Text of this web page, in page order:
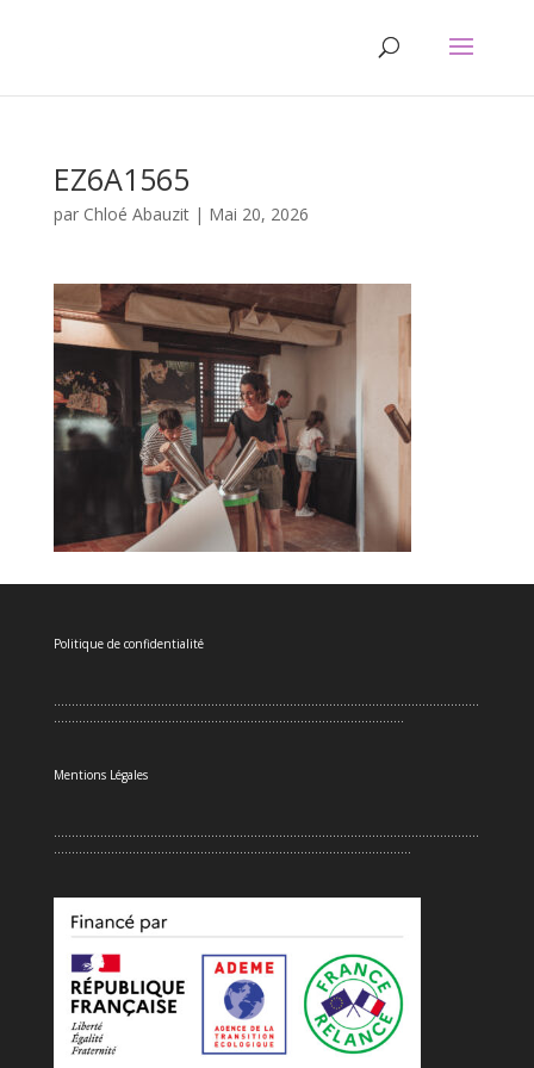
EZ6A1565
par Chloé Abauzit| Mai 20, 2026
Politique de confidentialité
.......................................................................................................................
..................................................................................................
Mentions Légales
.......................................................................................................................
....................................................................................................